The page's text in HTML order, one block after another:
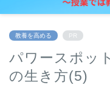
教養を高める PR
パワースポッ
の生き方(5)